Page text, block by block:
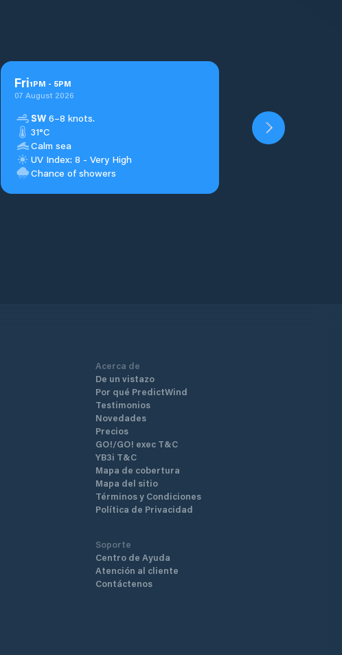
Fri1PM - 5PM
07 August 2026
SW 6–8 knots.
31°C
Calm sea
UV Index: 8 - Very High
Chance of showers
Acerca de
De un vistazo
Por qué PredictWind
Testimonios
Novedades
Precios
GO!/GO! exec T&C
YB3i T&C
Mapa de cobertura
Mapa del sitio
Términos y Condiciones
Política de Privacidad
Soporte
Centro de Ayuda
Atención al cliente
Contáctenos